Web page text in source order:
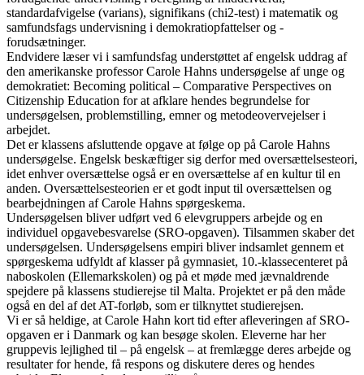
standardafvigelse (varians), signifikans (chi2-test) i matematik og
samfundsfags undervisning i demokratiopfattelser og -
forudsætninger.
Endvidere læser vi i samfundsfag understøttet af engelsk uddrag af
den amerikanske professor Carole Hahns undersøgelse af unge og
demokratiet: Becoming political – Comparative Perspectives on
Citizenship Education for at afklare hendes begrundelse for
undersøgelsen, problemstilling, emner og metodeovervejelser i
arbejdet.
Det er klassens afsluttende opgave at følge op på Carole Hahns
undersøgelse. Engelsk beskæftiger sig derfor med oversættelsesteori,
idet enhver oversættelse også er en oversættelse af en kultur til en
anden. Oversættelsesteorien er et godt input til oversættelsen og
bearbejdningen af Carole Hahns spørgeskema.
Undersøgelsen bliver udført ved 6 elevgruppers arbejde og en
individuel opgavebesvarelse (SRO-opgaven). Tilsammen skaber det
undersøgelsen. Undersøgelsens empiri bliver indsamlet gennem et
spørgeskema udfyldt af klasser på gymnasiet, 10.-klassecenteret på
naboskolen (Elle­markskolen) og på et møde med jævnaldrende
spejdere på klassens studierejse til Malta. Projektet er på den måde
også en del af det AT-forløb, som er tilknyttet studierejsen.
Vi er så heldige, at Carole Hahn kort tid efter afleveringen af SRO-
opgaven er i Danmark og kan besøge skolen. Eleverne har her
gruppevis lejlighed til – på engelsk – at fremlægge deres arbejde og
resultater for hende, få respons og diskutere deres og hendes